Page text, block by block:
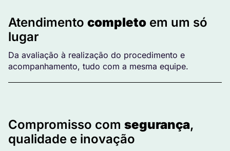
Atendimento completo em um só
lugar
Da avaliação à realização do procedimento e
acompanhamento, tudo com a mesma equipe.
Compromisso com segurança,
qualidade e inovação